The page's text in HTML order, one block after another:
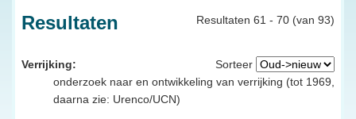
Resultaten 61 - 70 (van 93)
Resultaten
Sorteer
Verrijking:
onderzoek naar en ontwikkeling van verrijking (tot 1969,
daarna zie: Urenco/UCN)